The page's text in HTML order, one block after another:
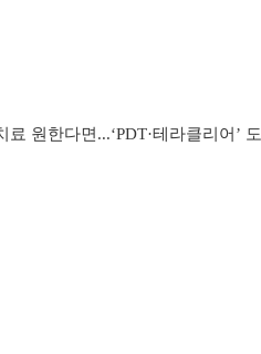
원한다면...‘PDT·테라클리어’